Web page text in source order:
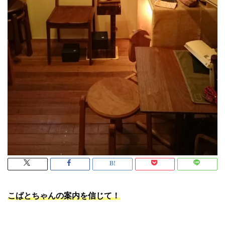
こばとちゃんの案内を信じて！